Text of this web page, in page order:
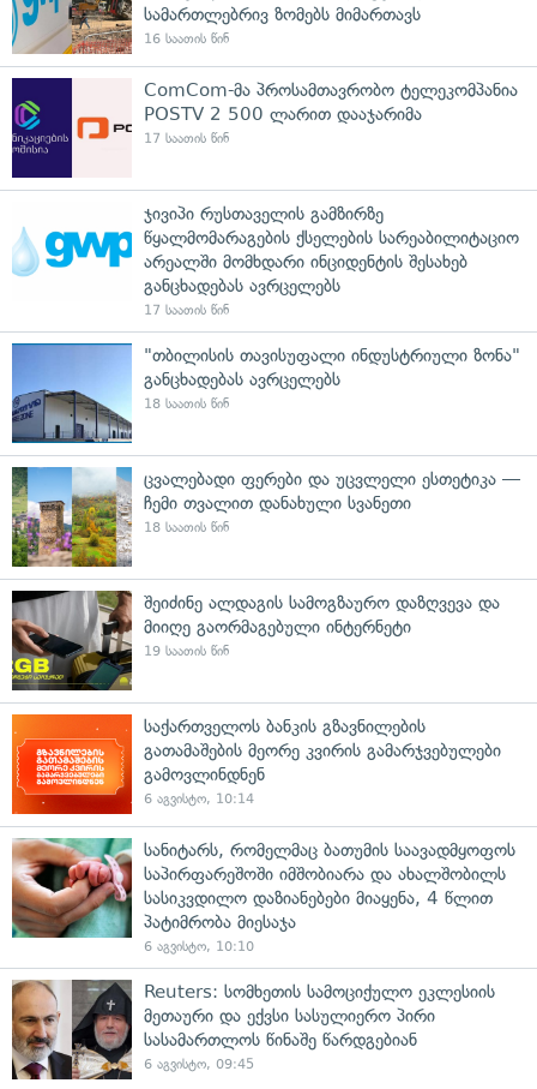
სამართლებრივ ზომებს მიმართავს
16 საათის წინ
ComCom-მა პროსამთავრობო ტელეკომპანია
POSTV 2 500 ლარით დააჯარიმა
17 საათის წინ
ჯივიპი რუსთაველის გამზირზე
წყალმომარაგების ქსელების სარეაბილიტაციო
არეალში მომხდარი ინციდენტის შესახებ
განცხადებას ავრცელებს
17 საათის წინ
"თბილისის თავისუფალი ინდუსტრიული ზონა"
განცხადებას ავრცელებს
18 საათის წინ
ცვალებადი ფერები და უცვლელი ესთეტიკა —
ჩემი თვალით დანახული სვანეთი
18 საათის წინ
შეიძინე ალდაგის სამოგზაურო დაზღვევა და
მიიღე გაორმაგებული ინტერნეტი
19 საათის წინ
საქართველოს ბანკის გზავნილების
გათამაშების მეორე კვირის გამარჯვებულები
გამოვლინდნენ
6 აგვისტო, 10:14
სანიტარს, რომელმაც ბათუმის საავადმყოფოს
საპირფარეშოში იმშობიარა და ახალშობილს
სასიკვდილო დაზიანებები მიაყენა, 4 წლით
პატიმრობა მიესაჯა
6 აგვისტო, 10:10
Reuters: სომხეთის სამოციქულო ეკლესიის
მეთაური და ექვსი სასულიერო პირი
სასამართლოს წინაშე წარდგებიან
6 აგვისტო, 09:45